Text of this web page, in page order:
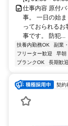
仕事内容 原付
事。 一日の始
っておられるお
事です。 防犯...
扶養内勤務OK 副業
フリーター歓迎
早朝
ブランクOK
長期歓迎
契約